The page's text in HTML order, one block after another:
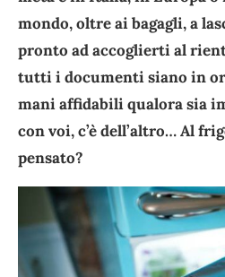
mondo, oltre ai bagagli, a
pronto ad accoglierti al
tutti i documenti siano in
mani affidabili qualora sia
con voi, c’è dell’altro… Al
pensato?